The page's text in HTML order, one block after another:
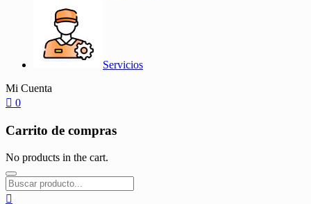
Servicios
Mi Cuenta
0
Carrito de compras
No products in the cart.